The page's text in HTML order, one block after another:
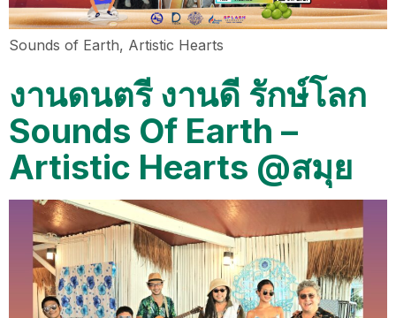
Sounds of Earth, Artistic Hearts
งานดนตรี งานดี รักษ์โลก
Sounds Of Earth –
Artistic Hearts @สมุย